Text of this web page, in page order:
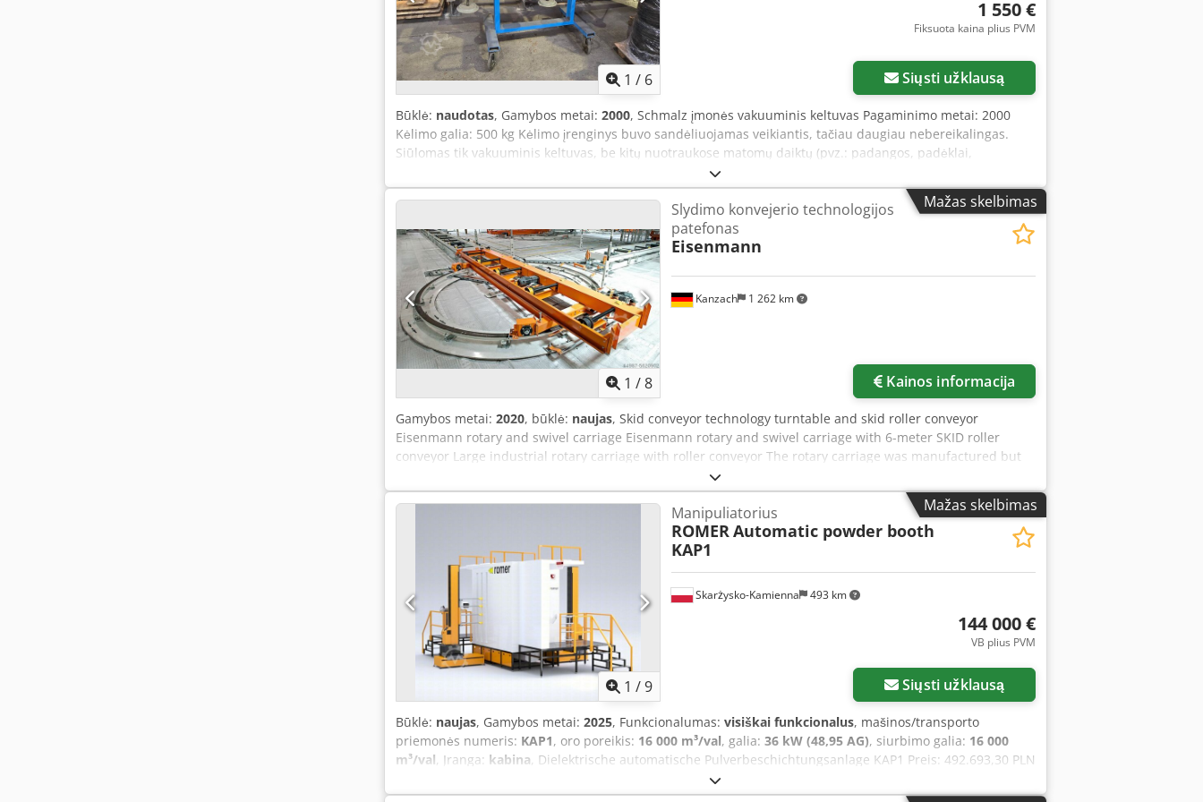
1 / 6
1 550 €
Fiksuota kaina plius PVM
Siųsti užklausą
Būklė: naudotas, Gamybos metai: 2000, Schmalz įmonės vakuuminis keltuvas Pagaminimo metai: 2000
Kėlimo galia: 500 kg Kėlimo įrenginys buvo sandėliuojamas veikiantis, tačiau daugiau nebereikalingas.
Siūlomas tik vakuuminis keltuvas, be kitų nuotraukose matomų daiktų (pvz.: padangos, padėklai,
vežimėliai, metaliniai kibirai ir kt.). Atsiėmimas Brėmene. _____ Cedpfsxxv Eqox Ab Teha Galioja mūsų
bendrosios sąlygos; pardavėjas neatsako už rašybos ar duomenų perdavimo klaidas. Siūlomų prekių
išvaizda atitinka jų amžių ir matoma nuotraukose. Siūlomų prekių techninė būklė bei nusidėvėjimas taip
pat atitinka amžių. Naudotos mašinos parduodamos tik verslo subjektams ir be garantijos.
Mažas skelbimas
1 /8
Kanzach 1 262 km
Slydimo konvejerio technologijos
patefonas
Eisenmann
Kainos informacija
Gamybos metai: 2020, būklė: naujas, Skid conveyor technology turntable and skid roller conveyor
Eisenmann rotary and swivel carriage Eisenmann rotary and swivel carriage with 6-meter SKID roller
conveyor Large industrial rotary carriage with roller conveyor The rotary carriage was manufactured but
was not accepted due to Eisenmann's insolvency. Csdjgnvghepfx Ab Teha Image 1 is just an example of
the assembly; the remaining images are originals.
Mažas skelbimas
1 /9
Skarżysko-Kamienna 493 km
Manipuliatorius
ROMERAutomatic powder booth
KAP1
144 000 €
VB plius PVM
Siųsti užklausą
Būklė: naujas, Gamybos metai: 2025, Funkcionalumas: visiškai funkcionalus, mašinos/transporto
priemonės numeris: KAP1, oro poreikis: 16 000 m³/val, galia: 36 kW (48,95 AG), siurbimo galia: 16 000
m³/val, Įranga: kabina, Dielektrische automatische Pulverbeschichtungsanlage KAP1 Preis: 492.693,30 PLN
+ MwSt. Elektrische und Energiedaten • Spannung: 400 V (3P + N + PE) • Anschlussleistung: 36,34 kW •
Pneumatikanschluss: 1" • Luftdruck: min. 6 bar • Luftqualität: Öl < 0,1 mg/m³, Wasserdampf < 1,3 g/m³ •